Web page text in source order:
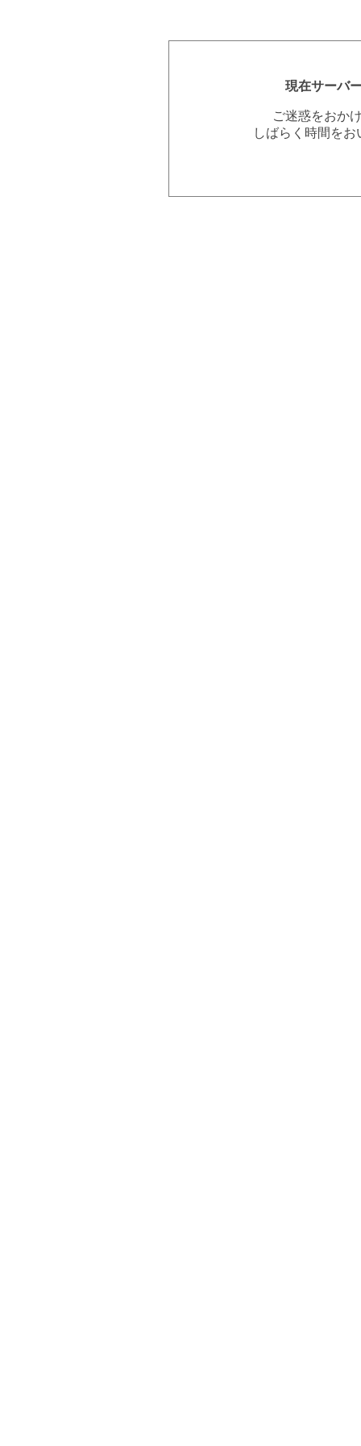
現在サーバ
ご迷惑をおか
しばらく時間を